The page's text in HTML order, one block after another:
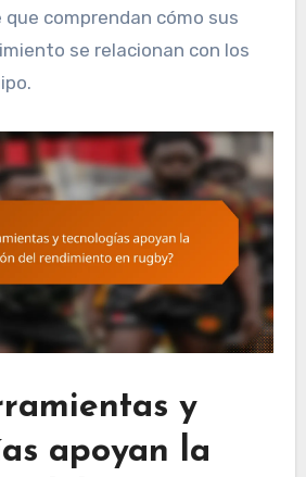
comprendan cómo sus
se relacionan con los
y
apoyan la